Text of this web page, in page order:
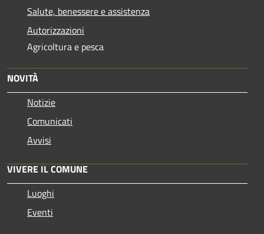
Salute, benessere e assistenza
Autorizzazioni
Agricoltura e pesca
NOVITÀ
Notizie
Comunicati
Avvisi
VIVERE IL COMUNE
Luoghi
Eventi